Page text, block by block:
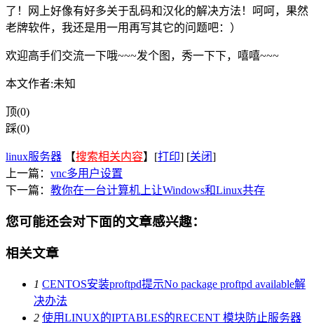
了！网上好像有好多关于乱码和汉化的解决方法！呵呵，果然
老牌软件，我还是用一用再写其它的问题吧：）
欢迎高手们交流一下哦~~~发个图，秀一下下，嘻嘻~~~
本文作者:未知
顶(0)
踩(0)
linux服务器 【搜索相关内容】[打印] [关闭]
上一篇： vnc多用户设置
下一篇： 教你在一台计算机上让Windows和Linux共存
您可能还会对下面的文章感兴趣：
相关文章
1 CENTOS安装proftpd提示No package proftpd available解
决办法
2 使用LINUX的IPTABLES的RECENT 模块防止服务器